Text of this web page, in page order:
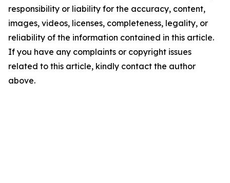
responsibility or liability for the accuracy, content,
images, videos, licenses, completeness, legality, or
reliability of the information contained in this article.
If you have any complaints or copyright issues
related to this article, kindly contact the author
above.